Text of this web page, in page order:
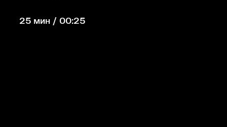
25 мин / 00:25